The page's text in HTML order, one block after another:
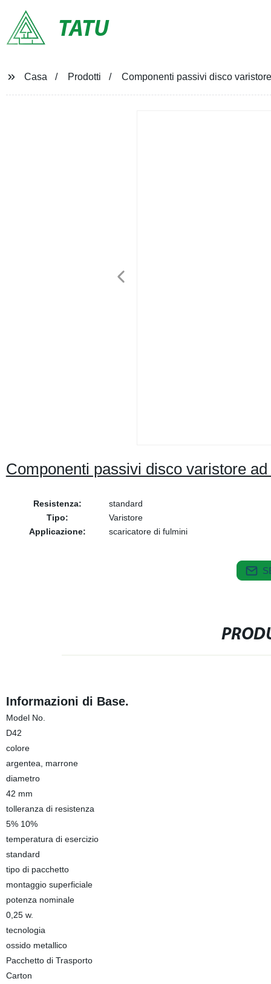
TATU
Casa Prodotti Componenti passivi disco
Componenti passivi disco varistore
Resistenza:
standard
Tipo:
Varistore
Applicazione:
scaricatore di fulmini
Informazioni di Base.
Model No.
D42
colore
argentea, marrone
diametro
42 mm
tolleranza di resistenza
5% 10%
temperatura di esercizio
standard
tipo di pacchetto
montaggio superficiale
potenza nominale
0,25 w.
tecnologia
ossido metallico
Pacchetto di Trasporto
Carton